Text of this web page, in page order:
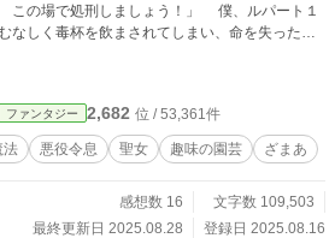
で処刑しましょう！」 僕、ルパート１
なしく毒杯を飲まされてしまい、命を失った。
めた。僕は現在９歳。今のは一体なんなの
て僕の未来？ 冗談じゃない、何とか回避しな
は断罪をさけられるのか。
ファンタジー 2,682 位 / 53,361件
法 悪役令息 聖女 趣味の園芸 ざまあ
感想数 16
文字数 109,503
最終更新日 2025.08.28
登録日 2025.08.16